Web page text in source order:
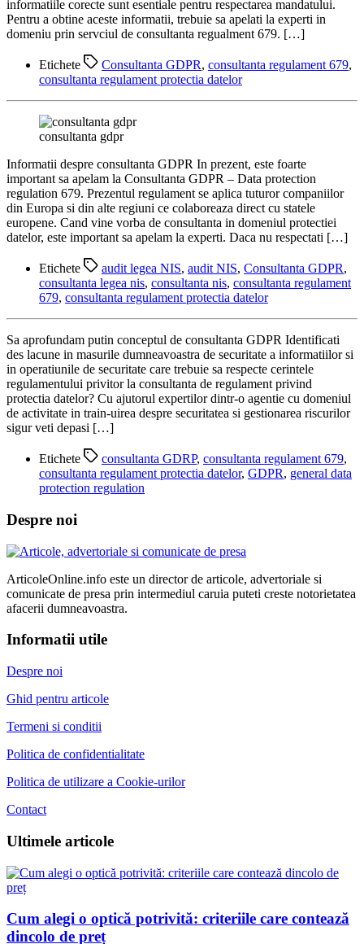
informatiile corecte sunt esentiale pentru respectarea mandatului.
Pentru a obtine aceste informatii, trebuie sa apelati la experti in
domeniu prin servciul de consultanta regualment 679. […]
Etichete Consultanta GDPR, consultanta regulament 679,
consultanta regulament protectia datelor
consultanta gdpr
Informatii despre consultanta GDPR In prezent, este foarte
important sa apelam la Consultanta GDPR – Data protection
regulation 679. Prezentul regulament se aplica tuturor companiilor
din Europa si din alte regiuni ce colaboreaza direct cu statele
europene. Cand vine vorba de consultanta in domeniul protectiei
datelor, este important sa apelam la experti. Daca nu respectati […]
Etichete audit legea NIS, audit NIS, Consultanta GDPR,
consultanta legea nis, consultanta nis, consultanta regulament
679, consultanta regulament protectia datelor
Sa aprofundam putin conceptul de consultanta GDPR Identificati
des lacune in masurile dumneavoastra de securitate a informatiilor si
in operatiunile de securitate care trebuie sa respecte cerintele
regulamentului privitor la consultanta de regulament privind
protectia datelor? Cu ajutorul expertilor dintr-o agentie cu domeniul
de activitate in train-uirea despre securitatea si gestionarea riscurilor
sigur veti depasi […]
Etichete consultanta GDRP, consultanta regulament 679,
consultanta regulament protectia datelor, GDPR, general data
protection regulation
Despre noi
ArticoleOnline.info este un director de articole, advertoriale si
comunicate de presa prin intermediul caruia puteti creste notorietatea
afacerii dumneavoastra.
Informatii utile
Despre noi
Ghid pentru articole
Termeni si conditii
Politica de confidentialitate
Politica de utilizare a Cookie-urilor
Contact
Ultimele articole
Cum alegi o optică potrivită: criteriile care contează
dincolo de preț